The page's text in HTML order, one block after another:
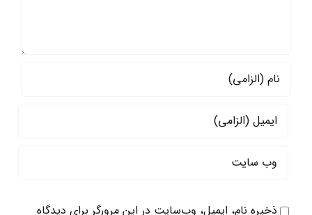
ذخیره نام، ایمیل، وب‌سایت در این مرورگر برای دیدگاه